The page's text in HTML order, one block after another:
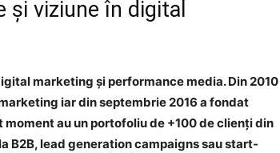
viziune în digital
marketing și performance media. Din 2010
iar din septembrie 2016 a fondat
moment au un portofoliu de +100 de clienți din
B2B, lead generation campaigns sau start-